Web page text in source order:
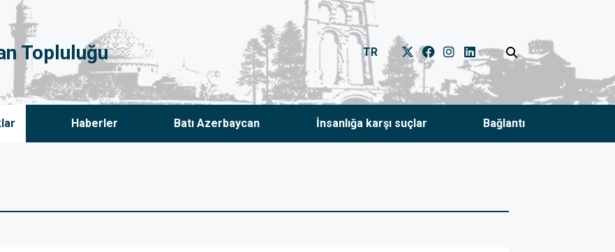
Topluluğu TR
Haberler Batı Azerbaycan İnsanlığa karşı suçlar Bağlantı